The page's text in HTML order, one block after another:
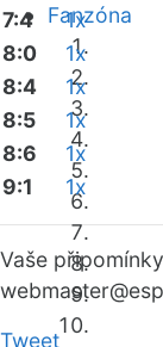
Fanzóna
7:4
1x
8:0
1x
8:4
1x
8:5
1x
8:6
1x
9:1
1x
Vaše
webmaster
Tweet